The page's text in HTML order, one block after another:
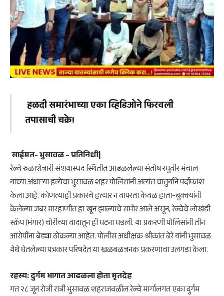
हळदी समारंभाच्या एका व्हिडिओने फिरवली
तपासाची चक्रे!
साईमत- भुसावळ – प्रतिनिधी|
रेल्वे रुळाशेजारी संशयास्पद स्थितीत आढळलेल्या संतोष रघुवीर मंचाल
यांच्या अंधाऱ्या हत्येचा भुसावळ शहर पोलिसांनी अत्यंत चातुर्याने पर्दाफाश
केला आहे. कोणत्याही प्रकारचे हत्यार न वापरता केवळ हाता-बुक्क्यांनी
केलेल्या जबर मारहाणीत हा खून झाल्याचे समोर आले असून, रेल्वेचे लोखंडी
स्क्रॅप (भंगार) चोरीच्या वादातून ही घटना घडली. या प्रकरणी पोलिसांनी तीन
आरोपींना बेड्या ठोकल्या आहेत. पोलीस अधीक्षक श्रीकांत ढेरे यांनी भुसावळ
येथे घेतलेल्या पत्रकार परिषदेत या खळबळजनक प्रकरणाचा उलगडा केला.
​रहस्य: दुर्गम भागात आढळला होता मृतदेह
​गत २८ जून रोजी रात्री भुसावळ शहराजवळील रेल्वे मार्गालगत एका दुर्गम